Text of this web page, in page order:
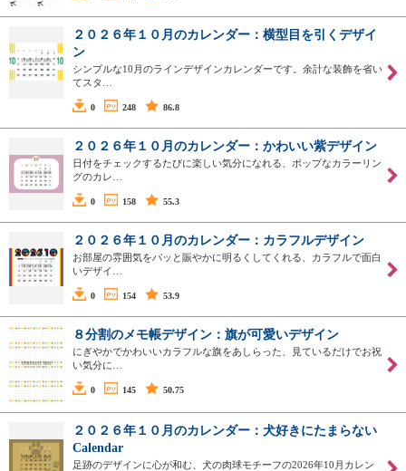
２０２６年１０月のカレンダー：横型目を引くデザイ
ン
シンプルな10月のラインデザインカレンダーです。余計な装飾を省い
てスタ…
0 248 86.8
２０２６年１０月のカレンダー：かわいい紫デザイン
日付をチェックするたびに楽しい気分になれる、ポップなカラーリン
グのカレ…
0 158 55.3
２０２６年１０月のカレンダー：カラフルデザイン
お部屋の雰囲気をパッと賑やかに明るくしてくれる、カラフルで面白
いデザイ…
0 154 53.9
８分割のメモ帳デザイン：旗が可愛いデザイン
にぎやかでかわいいカラフルな旗をあしらった、見ているだけでお祝
い気分に…
0 145 50.75
２０２６年１０月のカレンダー：犬好きにたまらない
Calendar
足跡のデザインに心が和む、犬の肉球モチーフの2026年10月カレン